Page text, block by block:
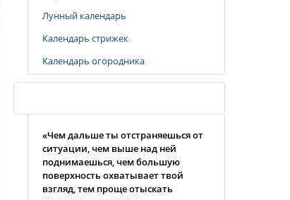
Лунный календарь
Календарь стрижек
Календарь огородника
«Чем дальше ты отстраняешься от
ситуации, чем выше над ней
поднимаешься, чем большую
поверхность охватывает твой
взгляд, тем проще отыскать